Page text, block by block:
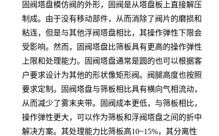
固阀塔盘模仿阀的外形，固阀是从塔盘板上直接解压
制成。由于没有移动部件，从而消除了阀片的磨损和
粘连，但是与其他浮阀塔盘相比，其操作弹性下限会
受影响。然而，固阀塔盘比筛板具有更高的操作弹性
上限和处理能力。固阀塔盘通常是圆的也可以根据客
户要求设计为其他的形状像矩形阀。阀腿高度也按照
要求定制。固阀塔盘与筛板相比具有横向气相流动，
从而减少了雾末夹带。固阀成本更低，与筛板相比，
操作弹性更大，可以作为筛板和浮阀塔盘之间的折中
解决方案。其处理能力比筛板高10~15%，其分离性